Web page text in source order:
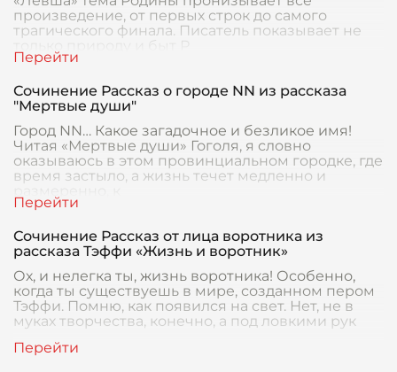
произведение, от первых строк до самого
трагического финала. Писатель показывает не
только природу и быт Р
Сочинение Рассказ о городе NN из рассказа
"Мертвые души"
Город NN… Какое загадочное и безликое имя!
Читая «Мертвые души» Гоголя, я словно
оказываюсь в этом провинциальном городке, где
время застыло, а жизнь течет медленно и
Сочинение Рассказ от лица воротника из
рассказа Тэффи «Жизнь и воротник»
Ох, и нелегка ты, жизнь воротника! Особенно,
когда ты существуешь в мире, созданном пером
Тэффи. Помню, как появился на свет. Нет, не в
муках творчества, конечно, а под ловкими рук